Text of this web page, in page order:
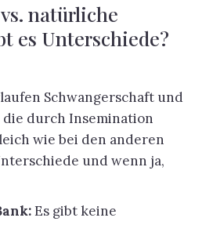
natürliche
es Unterschiede?
Schwangerschaft und
durch Insemination
wie bei den anderen
und wenn ja,
Es gibt keine